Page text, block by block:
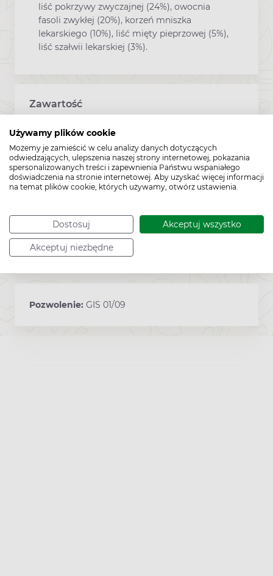
Używamy plików cookie
Możemy je zamieścić w celu analizy danych dotyczących
odwiedzających, ulepszenia naszej strony internetowej, pokazania
spersonalizowanych treści i zapewnienia Państwu wspaniałego
doświadczenia na stronie internetowej. Aby uzyskać więcej informacji
na temat plików cookie, których używamy, otwórz ustawienia.
Dostosuj Akceptuj wszystko
Akceptuj niezbędne
liść pokrzywy zwyczajnej (24%), owocnia
fasoli zwykłej (20%), korzeń mniszka
lekarskiego (10%), liść mięty pieprzowej (5%),
liść szałwii lekarskiej (3%).
Zawartość
Opakowanie zawiera 20 torebek x 2 g do
zaparzania.
Producent:PHYTOPHARM
Pozwolenie: GIS 01/09